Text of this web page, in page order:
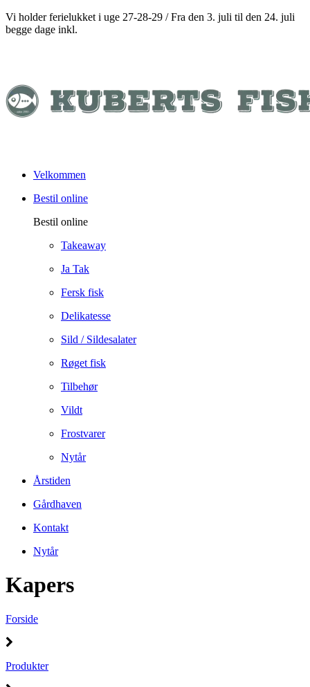
Vi holder ferielukket i uge 27-28-29 / Fra den 3. juli til den 24. juli
begge dage inkl.
Velkommen
Bestil online
Bestil online
Takeaway
Ja Tak
Fersk fisk
Delikatesse
Sild / Sildesalater
Røget fisk
Tilbehør
Vildt
Frostvarer
Nytår
Årstiden
Gårdhaven
Kontakt
Nytår
Kapers
Forside
Produkter